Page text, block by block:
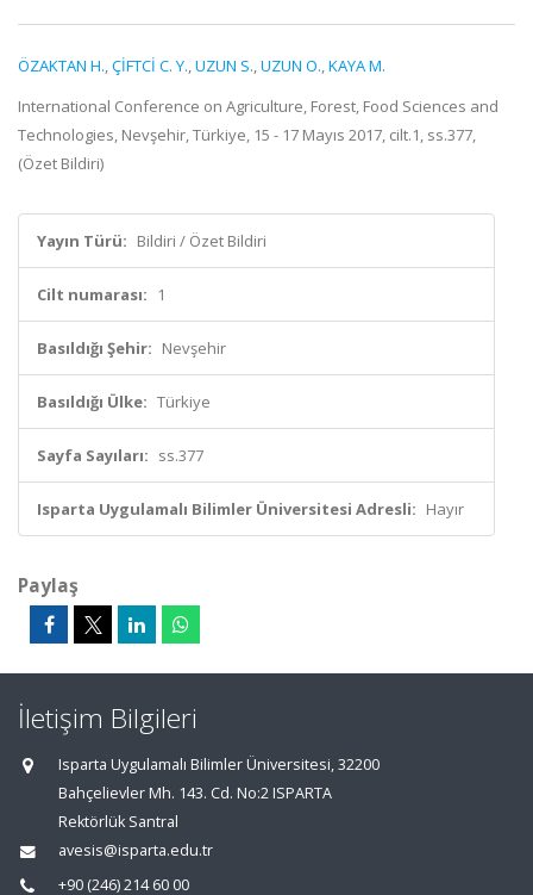
ÖZAKTAN H.,ÇİFTCİ C. Y.,UZUN S.,UZUN O.,KAYA M.
International Conference on Agriculture, Forest, Food Sciences and
Technologies, Nevşehir, Türkiye, 15 - 17 Mayıs 2017, cilt.1, ss.377,
(Özet Bildiri)
Yayın Türü: Bildiri / Özet Bildiri
Cilt numarası: 1
Basıldığı Şehir: Nevşehir
Basıldığı Ülke: Türkiye
Sayfa Sayıları: ss.377
Isparta Uygulamalı Bilimler Üniversitesi Adresli: Hayır
Paylaş
İletişim Bilgileri
Isparta Uygulamalı Bilimler Üniversitesi, 32200
Bahçelievler Mh. 143. Cd. No:2 ISPARTA
Rektörlük Santral
avesis@isparta.edu.tr
+90 (246) 214 60 00